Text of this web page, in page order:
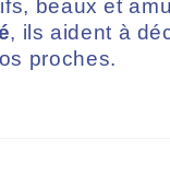
beaux et
, ils aident à
proches.